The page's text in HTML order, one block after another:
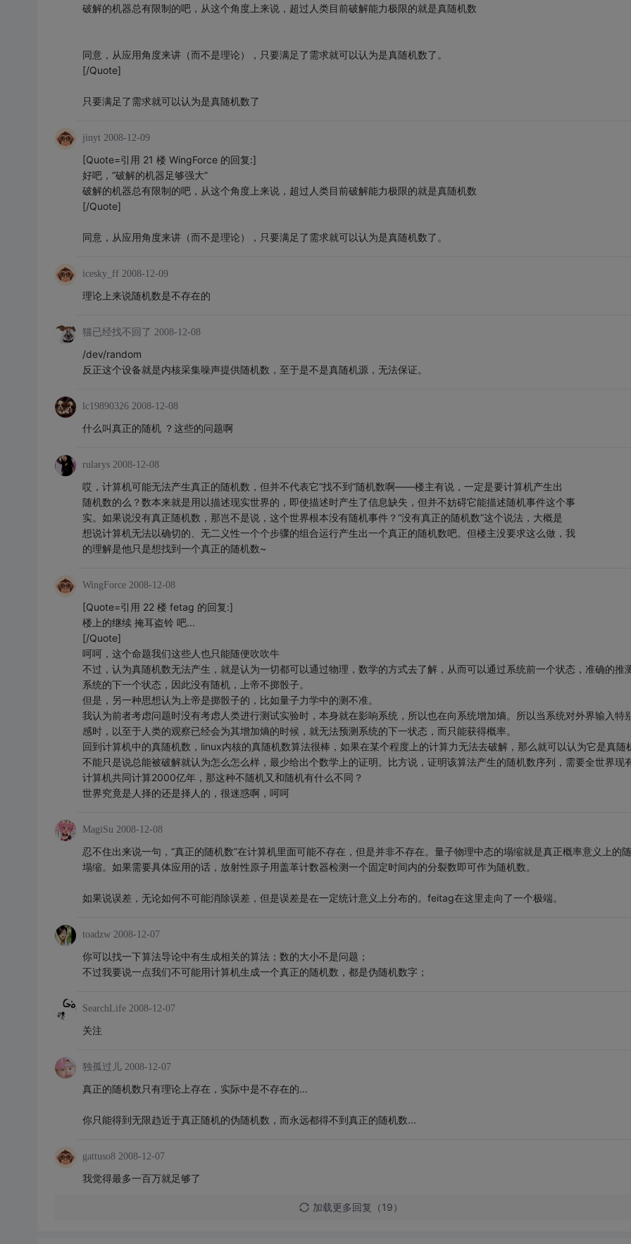
破解的机器总有限制的吧，从这个角度上来说，超过人类目前破解能力极限的就是真随机数
同意，从应用角度来讲（而不是理论），只要满足了需求就可以认为是真随机数了。
[/Quote]
只要满足了需求就可以认为是真随机数了
jinyt 2008-12-09
[Quote=引用 21 楼 WingForce 的回复:]
好吧，“破解的机器足够强大”
破解的机器总有限制的吧，从这个角度上来说，超过人类目前破解能力极限的就是真随机数
[/Quote]
同意，从应用角度来讲（而不是理论），只要满足了需求就可以认为是真随机数了。
icesky_ff 2008-12-09
理论上来说随机数是不存在的
猫已经找不回了 2008-12-08
/dev/random
反正这个设备就是内核采集噪声提供随机数，至于是不是真随机源，无法保证。
lc19890326 2008-12-08
什么叫真正的随机 ？这些的问题啊
rularys 2008-12-08
哎，计算机可能无法产生真正的随机数，但并不代表它“找不到”随机数啊——楼主有说，一定是要计算机产生出
随机数的么？数本来就是用以描述现实世界的，即使描述时产生了信息缺失，但并不妨碍它能描述随机事件这个事
实。如果说没有真正随机数，那岂不是说，这个世界根本没有随机事件？“没有真正的随机数”这个说法，大概是
想说计算机无法以确切的、无二义性一个个步骤的组合运行产生出一个真正的随机数吧。但楼主没要求这么做，我
的理解是他只是想找到一个真正的随机数~
WingForce 2008-12-08
[Quote=引用 22 楼 fetag 的回复:]
楼上的继续 掩耳盗铃 吧...
[/Quote]
呵呵，这个命题我们这些人也只能随便吹吹牛
不过，认为真随机数无法产生，就是认为一切都可以通过物理，数学的方式去了解，从而可以通过系统前一个状态，准确的推
系统的下一个状态，因此没有随机，上帝不掷骰子。
但是，另一种思想认为上帝是掷骰子的，比如量子力学中的测不准。
我认为前者考虑问题时没有考虑人类进行测试实验时，本身就在影响系统，所以也在向系统增加熵。所以当系统对外界输入特
感时，以至于人类的观察已经会为其增加熵的时候，就无法预测系统的下一状态，而只能获得概率。
回到计算机中的真随机数，linux内核的真随机数算法很棒，如果在某个程度上的计算力无法去破解，那么就可以认为它是真随
不能只是说总能被破解就认为怎么怎么样，最少给出个数学上的证明。比方说，证明该算法产生的随机数序列，需要全世界现
计算机共同计算2000亿年，那这种不随机又和随机有什么不同？
世界究竟是人择的还是择人的，很迷惑啊，呵呵
MagiSu 2008-12-08
忍不住出来说一句，“真正的随机数”在计算机里面可能不存在，但是并非不存在。量子物理中态的塌缩就是真正概率意义上的
塌缩。如果需要具体应用的话，放射性原子用盖革计数器检测一个固定时间内的分裂数即可作为随机数。
如果说误差，无论如何不可能消除误差，但是误差是在一定统计意义上分布的。feitag在这里走向了一个极端。
toadzw 2008-12-07
你可以找一下算法导论中有生成相关的算法；数的大小不是问题；
不过我要说一点我们不可能用计算机生成一个真正的随机数，都是伪随机数字；
SearchLife 2008-12-07
关注
独孤过儿 2008-12-07
真正的随机数只有理论上存在，实际中是不存在的...
你只能得到无限趋近于真正随机的伪随机数，而永远都得不到真正的随机数...
gattuso8 2008-12-07
我觉得最多一百万就足够了
加载更多回复（19）